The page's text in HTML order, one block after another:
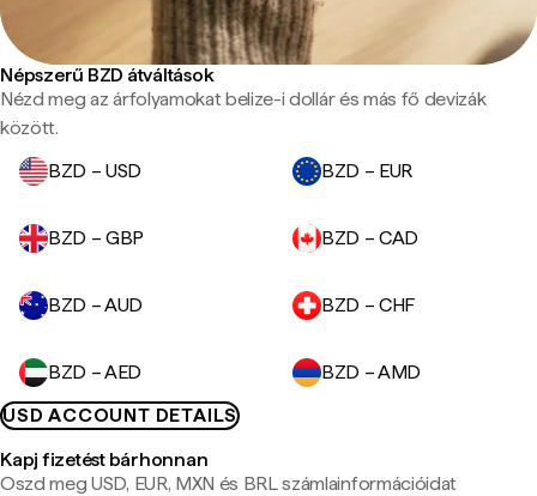
Népszerű BZD átváltások
Nézd meg az árfolyamokat belize-i dollár és más fő devizák
között.
BZD – USD
BZD – EUR
BZD – GBP BZD – CAD
BZD – AUD BZD – CHF
BZD – AED
BZD – AMD
USD ACCOUNT DETAILS
Kapj fizetést bárhonnan
Oszd meg USD, EUR, MXN és BRL számlainformációidat